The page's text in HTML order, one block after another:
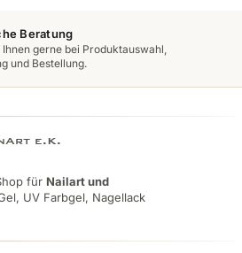
Beratung
gerne bei Produktauswahl,
und Bestellung.
e.K.
für Nailart und
UV Farbgel, Nagellack